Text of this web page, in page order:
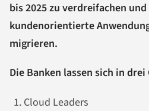
bis 2025 zu verdreifachen
kundenorientierte
migrieren.
Die Banken lassen sich in
Cloud Leaders